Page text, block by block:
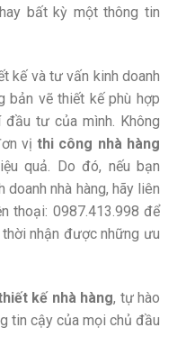
bất kỳ một thông tin
kế và tư vấn kinh doanh
bản vẽ thiết kế phù hợp
tư của mình. Không
vị thi công nhà hàng
quả. Do đó, nếu bạn
nhà hàng, hãy liên
thoại: 0987.413.998 để
nhận được những ưu
kế nhà hàng, tự hào
tin cậy của mọi chủ đầu